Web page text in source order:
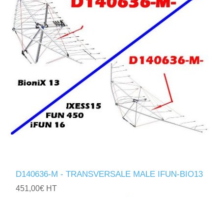
D140636-M - TRANSVERSALE MALE IFUN-BIO13
451,00€ HT